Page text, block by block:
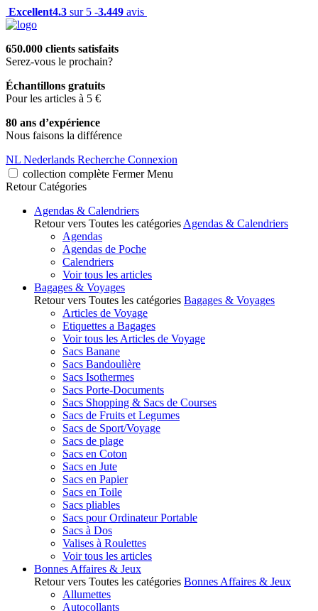
Excellent4.3 sur 5 -3.449 avis
650.000 clients satisfaits
Serez-vous le prochain?
Échantillons gratuits
Pour les articles à 5 €
80 ans d’expérience
Nous faisons la différence
NL Nederlands Recherche Connexion
collection complète Fermer Menu
Retour Catégories
Agendas & Calendriers
Retour vers Toutes les catégories Agendas & Calendriers
Agendas
Agendas de Poche
Calendriers
Voir tous les articles
Bagages & Voyages
Retour vers Toutes les catégories Bagages & Voyages
Articles de Voyage
Etiquettes a Bagages
Voir tous les Articles de Voyage
Sacs Banane
Sacs Bandoulière
Sacs Isothermes
Sacs Porte-Documents
Sacs Shopping & Sacs de Courses
Sacs de Fruits et Legumes
Sacs de Sport/Voyage
Sacs de plage
Sacs en Coton
Sacs en Jute
Sacs en Papier
Sacs en Toile
Sacs pliables
Sacs pour Ordinateur Portable
Sacs à Dos
Valises à Roulettes
Voir tous les articles
Bonnes Affaires & Jeux
Retour vers Toutes les catégories Bonnes Affaires & Jeux
Allumettes
Autocollants